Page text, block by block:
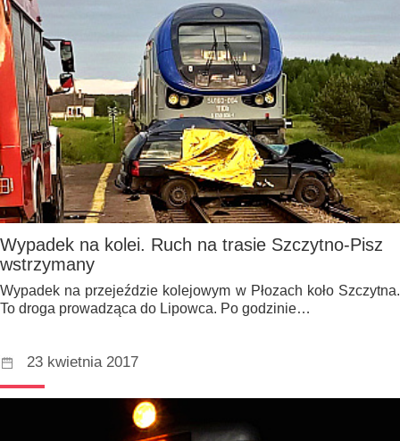
Wypadek na kolei. Ruch na trasie Szczytno-Pisz
wstrzymany
Wypadek na przejeździe kolejowym w Płozach koło Szczytna.
To droga prowadząca do Lipowca. Po godzinie…
23 kwietnia 2017